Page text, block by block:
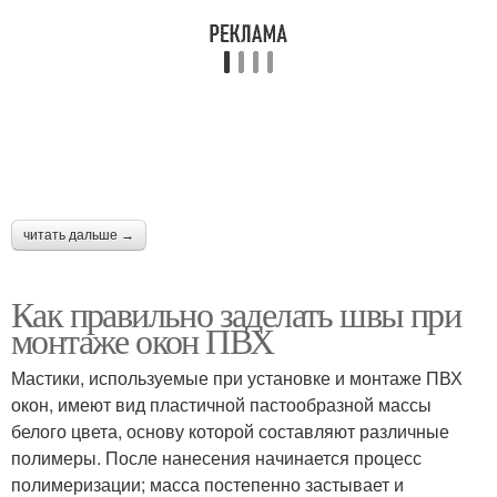
читать дальше →
Как правильно заделать швы при
монтаже окон ПВХ
Мастики, используемые при установке и монтаже ПВХ
окон, имеют вид пластичной пастообразной массы
белого цвета, основу которой составляют различные
полимеры. После нанесения начинается процесс
полимеризации; масса постепенно застывает и